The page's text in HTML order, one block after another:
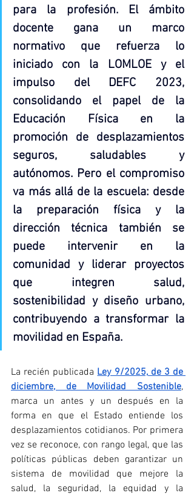
para la profesión. El ámbito
docente gana un marco
normativo que refuerza lo
iniciado con la LOMLOE y el
impulso del DEFC 2023,
consolidando el papel de la
Educación Física en la
promoción de desplazamientos
seguros, saludables y
autónomos. Pero el compromiso
va más allá de la escuela: desde
la preparación física y la
dirección técnica también se
puede intervenir en la
comunidad y liderar proyectos
que integren salud,
sostenibilidad y diseño urbano,
contribuyendo a transformar la
movilidad en España.
La recién publicada Ley 9/2025, de 3 de
diciembre, de Movilidad Sostenible,
marca un antes y un después en la
forma en que el Estado entiende los
desplazamientos cotidianos. Por primera
vez se reconoce, con rango legal, que las
políticas públicas deben garantizar un
sistema de movilidad que mejore la
salud, la seguridad, la equidad y la